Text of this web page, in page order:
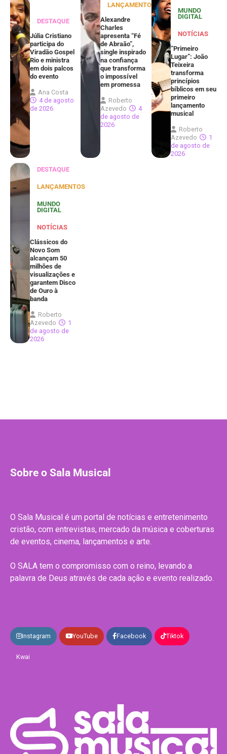
DESTAQUE
Júlia Cristiano
participa do
Viradão Gospel
Rio e ministra
em dois palcos
do evento
Ana Costa
4 de agosto
de 2026
LANÇAMENTOS
Alexandre
Charles
apresenta “Fé
de Abraão”,
single inspirado
na confiança
que transforma
o impossível
em promessa
Roberto
Azevedo
4
de agosto de
2026
MUNDO
DIGITAL
NOTÍCIAS
“Primeiro
Lugar”: João
Teixeira
transforma
princípios
bíblicos em seu
primeiro
lançamento
musical
Roberto
Azevedo
1
de agosto de
2026
DESTAQUE
LANÇAMENTOS
MUNDO
DIGITAL
NOTÍCIAS
Clássicos do
Novo Som
alcançam 50
milhões de
visualizações e
garantem Disco
de Ouro à
banda
Roberto
Azevedo
1
de agosto de
2026
Sobre o Sala Musical
O Sala Musical é um portal de notícias e entretenimento
cristão, com entrevistas, mercado da música e coberturas
de eventos, cinema, lançamentos e arte.
O SALA tem o compromisso com o reino, levando a
palavra de Deus através de cada ação e evento realizado.
Instagram YouTube Facebook Tiktok
Kwai